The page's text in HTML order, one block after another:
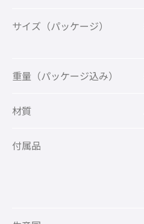
サイズ（パッケージ）
重量（パッケージ込み）
材質
付属品